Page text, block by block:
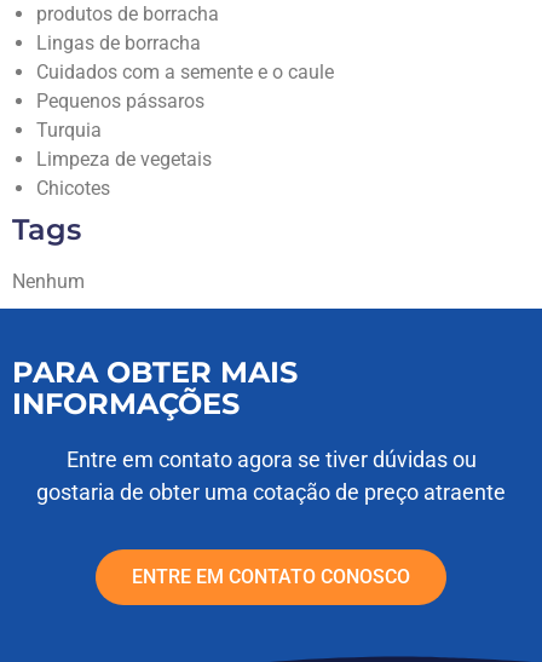
produtos de borracha
Lingas de borracha
Cuidados com a semente e o caule
Pequenos pássaros
Turquia
Limpeza de vegetais
Chicotes
Tags
Nenhum
PARA OBTER MAIS
INFORMAÇÕES
Entre em contato agora se tiver dúvidas ou
gostaria de obter uma cotação de preço atraente
ENTRE EM CONTATO CONOSCO